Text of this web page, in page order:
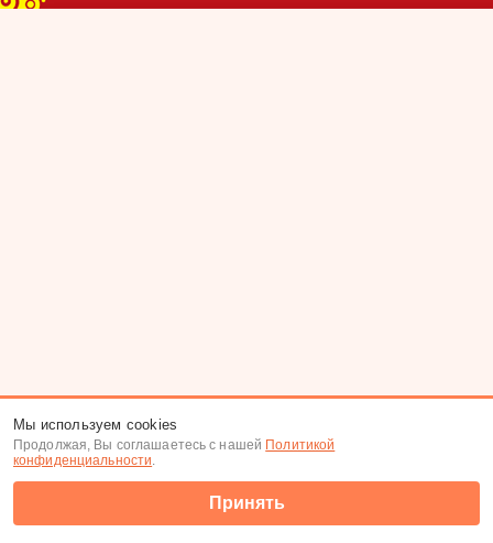
Мы используем cookies
Продолжая, Вы соглашаетесь с нашей Политикой
конфиденциальности.
Принять